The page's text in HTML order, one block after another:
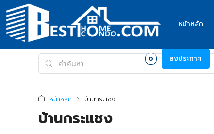
หน้าหลัก
เข้าสู่ระบบ สมัครสมาชิก 0 ลงประกาศ
หน้าหลัก บ้านกระแชง
บ้านกระแชง